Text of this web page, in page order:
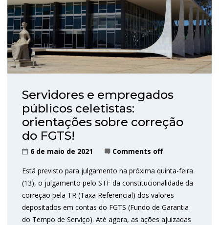
Servidores e empregados
públicos celetistas:
orientações sobre correção
do FGTS!
6 de maio de 2021 Comments off
Está previsto para julgamento na próxima quinta-feira
(13), o julgamento pelo STF da constitucionalidade da
correção pela TR (Taxa Referencial) dos valores
depositados em contas do FGTS (Fundo de Garantia
do Tempo de Serviço). Até agora, as ações ajuizadas